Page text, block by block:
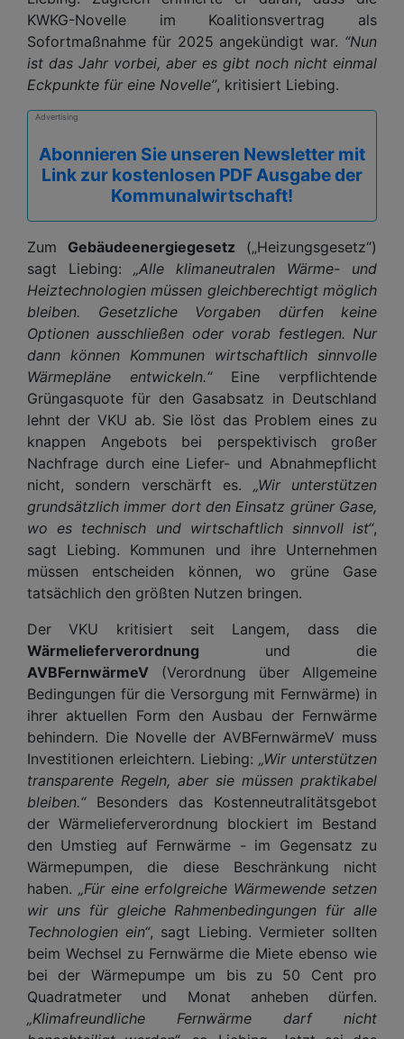
KWKG-Novelle im Koalitionsvertrag als
Sofortmaßnahme für 2025 angekündigt war. “Nun
ist das Jahr vorbei, aber es gibt noch nicht einmal
Eckpunkte für eine Novelle”, kritisiert Liebing.
Advertising
Abonnieren Sie unseren Newsletter mit
Link zur kostenlosen PDF Ausgabe der
Kommunalwirtschaft!
Zum Gebäudeenergiegesetz („Heizungsgesetz“)
sagt Liebing: „Alle klimaneutralen Wärme- und
Heiztechnologien müssen gleichberechtigt möglich
bleiben. Gesetzliche Vorgaben dürfen keine
Optionen ausschließen oder vorab festlegen. Nur
dann können Kommunen wirtschaftlich sinnvolle
Wärmepläne entwickeln.“Eine verpflichtende
Grüngasquote für den Gasabsatz in Deutschland
lehnt der VKU ab. Sie löst das Problem eines zu
knappen Angebots bei perspektivisch großer
Nachfrage durch eine Liefer- und Abnahmepflicht
nicht, sondern verschärft es. „Wir unterstützen
grundsätzlich immer dort den Einsatz grüner Gase,
wo es technisch und wirtschaftlich sinnvoll ist“,
sagt Liebing. Kommunen und ihre Unternehmen
müssen entscheiden können, wo grüne Gase
tatsächlich den größten Nutzen bringen.
Der VKU kritisiert seit Langem, dass die
Wärmelieferverordnung und die
AVBFernwärmeV (Verordnung über Allgemeine
Bedingungen für die Versorgung mit Fernwärme) in
ihrer aktuellen Form den Ausbau der Fernwärme
behindern. Die Novelle der AVBFernwärmeV muss
Investitionen erleichtern. Liebing: „Wir unterstützen
transparente Regeln, aber sie müssen praktikabel
bleiben.“Besonders das Kostenneutralitätsgebot
der Wärmelieferverordnung blockiert im Bestand
den Umstieg auf Fernwärme - im Gegensatz zu
Wärmepumpen, die diese Beschränkung nicht
haben. „Für eine erfolgreiche Wärmewende setzen
wir uns für gleiche Rahmenbedingungen für alle
Technologien ein“, sagt Liebing. Vermieter sollten
beim Wechsel zu Fernwärme die Miete ebenso wie
bei der Wärmepumpe um bis zu 50 Cent pro
Quadratmeter und Monat anheben dürfen.
„Klimafreundliche Fernwärme darf nicht